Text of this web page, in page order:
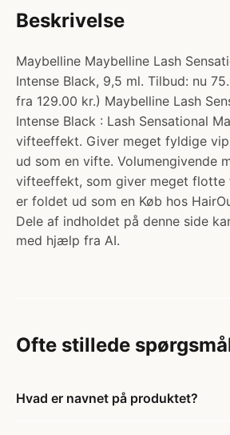
Beskrivelse
Maybelline Maybelline Lash
Intense Black, 9,5 ml. Tilbud: nu
fra 129.00 kr.) Maybelline Lash
Intense Black : Lash Sensational
vifteeffekt. Giver meget fyldige
ud som en vifte. Volumengivende
vifteeffekt, som giver meget flotte
er foldet ud som en Køb hos
Dele af indholdet på denne side
med hjælp fra AI.
Ofte stillede
Hvad er navnet på produktet?